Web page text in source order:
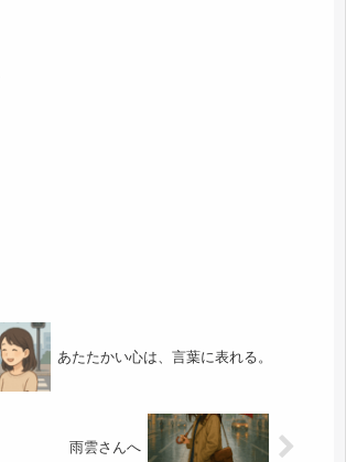
あたたかい心は、言葉に表れる。
雨雲さんへ